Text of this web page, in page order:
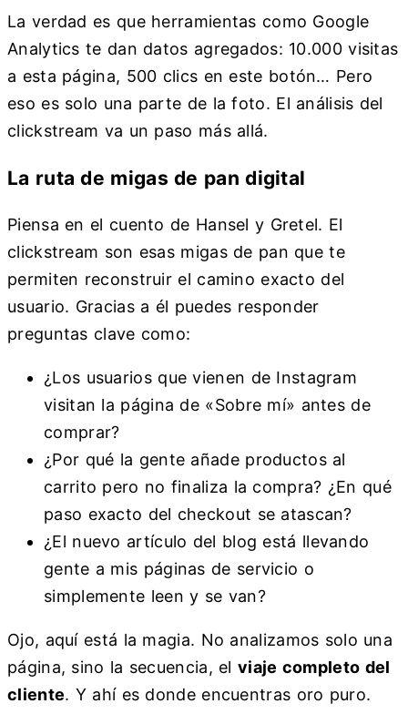
La verdad es que herramientas como Google
Analytics te dan datos agregados: 10.000 visitas
a esta página, 500 clics en este botón… Pero
eso es solo una parte de la foto. El análisis del
clickstream va un paso más allá.
La ruta de migas de pan digital
Piensa en el cuento de Hansel y Gretel. El
clickstream son esas migas de pan que te
permiten reconstruir el camino exacto del
usuario. Gracias a él puedes responder
preguntas clave como:
¿Los usuarios que vienen de Instagram
visitan la página de «Sobre mí» antes de
comprar?
¿Por qué la gente añade productos al
carrito pero no finaliza la compra? ¿En qué
paso exacto del checkout se atascan?
¿El nuevo artículo del blog está llevando
gente a mis páginas de servicio o
simplemente leen y se van?
Ojo, aquí está la magia. No analizamos solo una
página, sino la secuencia, elviaje completo del
cliente. Y ahí es donde encuentras oro puro.